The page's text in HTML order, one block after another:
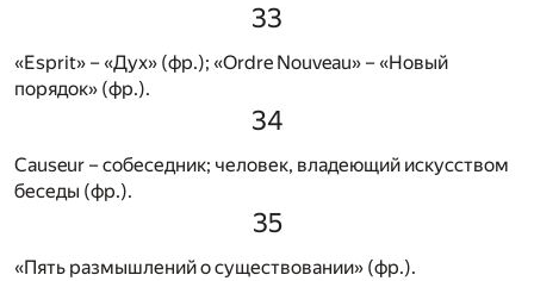
33
«Esprit» – «Дух» (фр.); «Ordre Nouveau» – «Новый
порядок» (фр.).
34
Causeur – собеседник; человек, владеющий искусством
беседы (фр.).
35
«Пять размышлений о существовании» (фр.).